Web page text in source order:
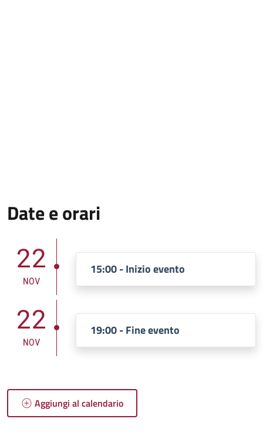
Date e orari
22
NOV
15:00 - Inizio evento
22
NOV
19:00 - Fine evento
Aggiungi al calendario